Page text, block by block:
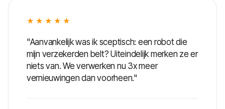
★★★★★
"Aanvankelijk was ik sceptisch: een robot die
mijn verzekerden belt? Uiteindelijk merken ze er
niets van. We verwerken nu 3x meer
vernieuwingen dan voorheen."